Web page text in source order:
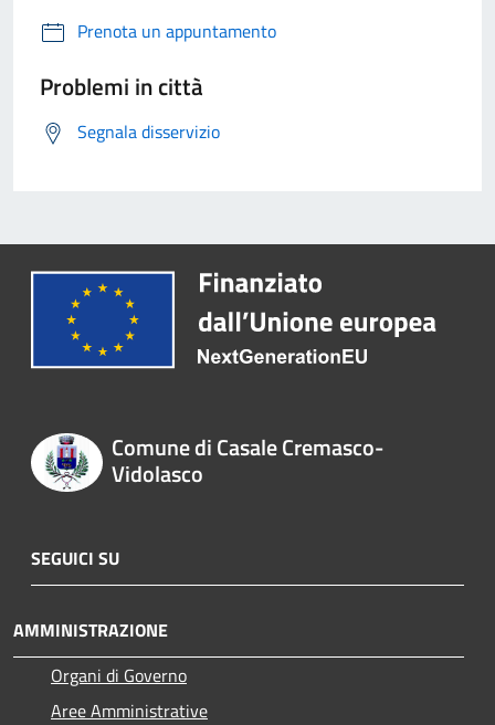
Prenota un appuntamento
Problemi in città
Segnala disservizio
Comune di Casale Cremasco-
Vidolasco
SEGUICI SU
AMMINISTRAZIONE
Organi di Governo
Aree Amministrative